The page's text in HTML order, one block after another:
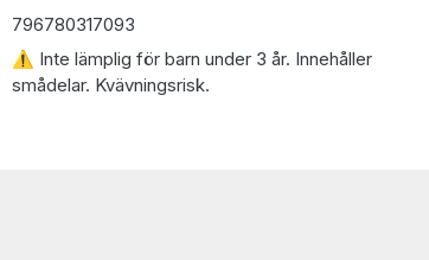
796780317093
⚠ Inte lämplig för barn under 3 år. Innehåller
smådelar. Kvävningsrisk.